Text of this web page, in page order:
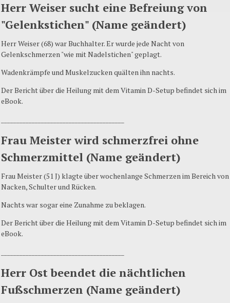
Herr Weiser sucht eine Befreiung von
"Gelenkstichen" (Name geändert)
Herr Weiser (68) war Buchhalter. Er wurde jede Nacht von
Gelenkschmerzen "wie mit Nadelstichen" geplagt.
Wadenkrämpfe und Muskelzucken quälten ihn nachts.
Der Bericht über die Heilung mit dem Vitamin D-Setup befindet sich im
eBook.
Frau Meister wird schmerzfrei ohne
Schmerzmittel (Name geändert)
Frau Meister (51 J) klagte über wochenlange Schmerzen im Bereich von
Nacken, Schulter und Rücken.
Nachts war sogar eine Zunahme zu beklagen.
Der Bericht über die Heilung mit dem Vitamin D-Setup befindet sich im
eBook.
Herr Ost beendet die nächtlichen
Fußschmerzen (Name geändert)